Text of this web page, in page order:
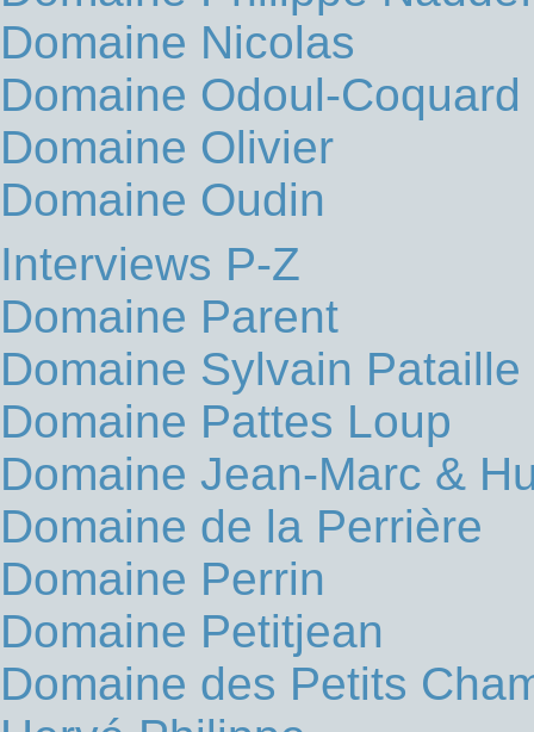
Domaine Nicolas
Domaine Odoul-Coquard
Domaine Olivier
Domaine Oudin
Interviews P-Z
Domaine Parent
Domaine Sylvain Pataille
Domaine Pattes Loup
Domaine Jean-Marc &
Domaine de la Perrière
Domaine Perrin
Domaine Petitjean
Domaine des Petits